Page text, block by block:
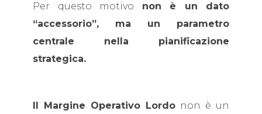
Per questo motivo non è un dato
“accessorio”, ma un parametro
centrale nella pianificazione
strategica.
Il Margine Operativo Lordo non è un